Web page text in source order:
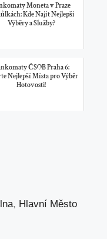
Moneta v Praze
Kde Najít Nejlepší
Výběry a Služby?
ČSOB Praha 6:
Nejlepší Místa pro Výběr
Hotovosti!
, Hlavní Město